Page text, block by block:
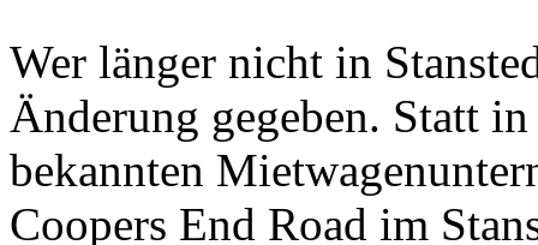
Wer länger nicht in
Änderung gegeben. Statt
bekannten
Coopers End Road im